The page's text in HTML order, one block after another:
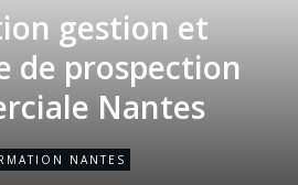
gestion et
de prospection
Nantes
NANTES